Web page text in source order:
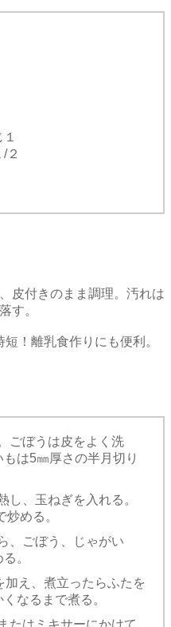
２
皮付きのまま調理。汚れは
す。
！離乳食作りにも便利。
ごぼうは皮をよく洗
は5㎜厚さの半月切り
し、玉ねぎを入れる。
める。
、ごぼう、じゃがい
。
え、煮立ったらふたを
なるまで煮る。
たはミキサーにかけて